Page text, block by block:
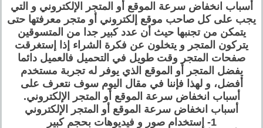
أسباب انخفاض سرعة الموقع أو المتجر الإلكتروني و التي
يجب على كل صاحب موقع إلكتروني أو متجر معرفتها حتى
يتمكن من تجنبها حيث أن عدد كبير جدا من المتسوقين
يتركون المتجر و يتخلون عن فكرة الشراء إذا إستغرقت
صفحات المتجر وقت طويل في التحميل فالعميل دائما
يفضل المتجر أو الموقع الذي يوفر له تجربة مستخدم
أفضل، و لهذا فإننا في مقال اليوم سوف نتعرف على
أسباب انخفاض سرعة الموقع أو المتجر الإلكتروني.
أسباب انخفاض سرعة الموقع أو المتجر الإلكتروني
1- إستخدام صور و فيديوهات بحجم كبير